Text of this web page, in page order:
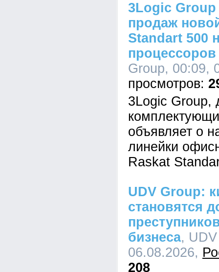
3Logic Group
продаж
Standart 500
Group, 00:09,
3Logic Group,
объявляет о
линейки
Raskat
UDV Group:
становятся
бизнеса,
06.08.2026,
208